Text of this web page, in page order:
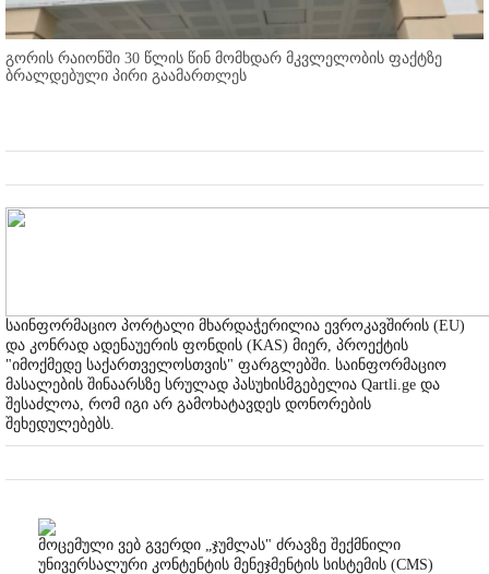
გორის რაიონში 30 წლის წინ მომხდარ მკვლელობის ფაქტზე
ბრალდებული პირი გაამართლეს
საინფორმაციო პორტალი მხარდაჭერილია ევროკავშირის (EU)
და კონრად ადენაუერის ფონდის (KAS) მიერ, პროექტის
"იმოქმედე საქართველოსთვის" ფარგლებში. საინფორმაციო
მასალების შინაარსზე სრულად პასუხისმგებელია Qartli.ge და
შესაძლოა, რომ იგი არ გამოხატავდეს დონორების
შეხედულებებს.
მოცემული ვებ გვერდი „ჯუმლას" ძრავზე შექმნილი
უნივერსალური კონტენტის მენეჯმენტის სისტემის (CMS)